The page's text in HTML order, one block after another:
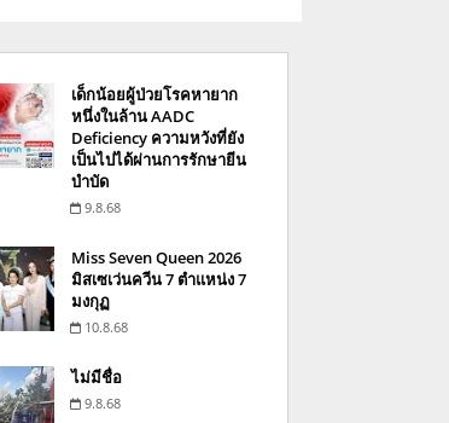
เด็กน้อยผู้ป่วยโรคหายาก
หนึ่งในล้าน AADC
Deficiency ความหวังที่ยัง
เป็นไปได้ผ่านการรักษายีน
บำบัด
9.8.68
Miss Seven Queen 2026
มิสเซเว่นควีน 7 ตำแหน่ง 7
มงกุฏ
10.8.68
ไม่มีชื่อ
9.8.68